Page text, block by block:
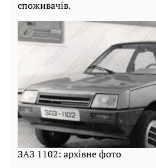
споживачів.
ЗАЗ 1102: архівне фото